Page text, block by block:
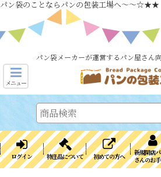
パン袋のことならパンの包装工場へ～～☆★★
パン袋メーカーが運営するパン屋さん
メニュー
ログイン 特注品について 初めての方へ
新規開店
さんのお